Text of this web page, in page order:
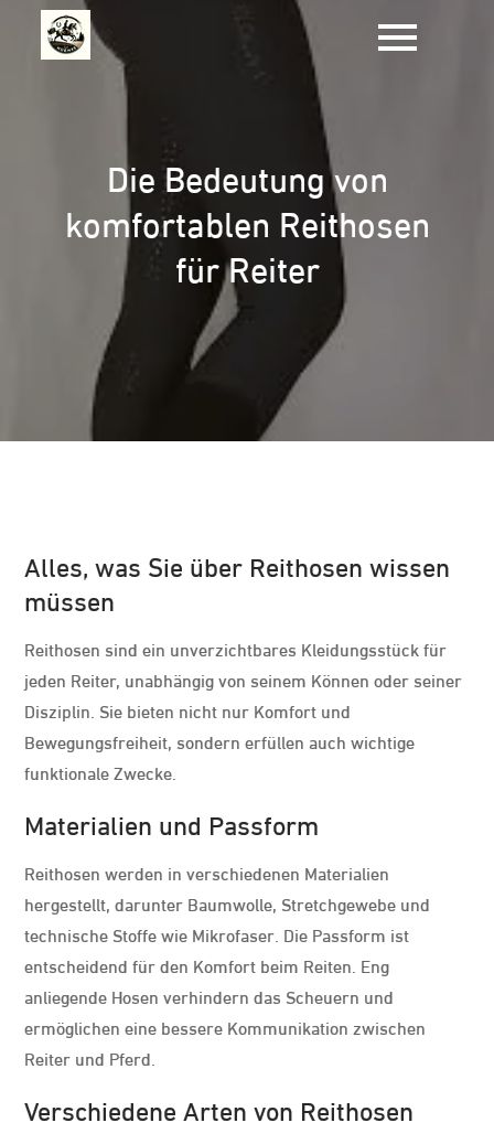
Die Bedeutung von
komfortablen Reithosen
für Reiter
Alles, was Sie über Reithosen wissen
müssen
Reithosen sind ein unverzichtbares Kleidungsstück für
jeden Reiter, unabhängig von seinem Können oder seiner
Disziplin. Sie bieten nicht nur Komfort und
Bewegungsfreiheit, sondern erfüllen auch wichtige
funktionale Zwecke.
Materialien und Passform
Reithosen werden in verschiedenen Materialien
hergestellt, darunter Baumwolle, Stretchgewebe und
technische Stoffe wie Mikrofaser. Die Passform ist
entscheidend für den Komfort beim Reiten. Eng
anliegende Hosen verhindern das Scheuern und
ermöglichen eine bessere Kommunikation zwischen
Reiter und Pferd.
Verschiedene Arten von Reithosen